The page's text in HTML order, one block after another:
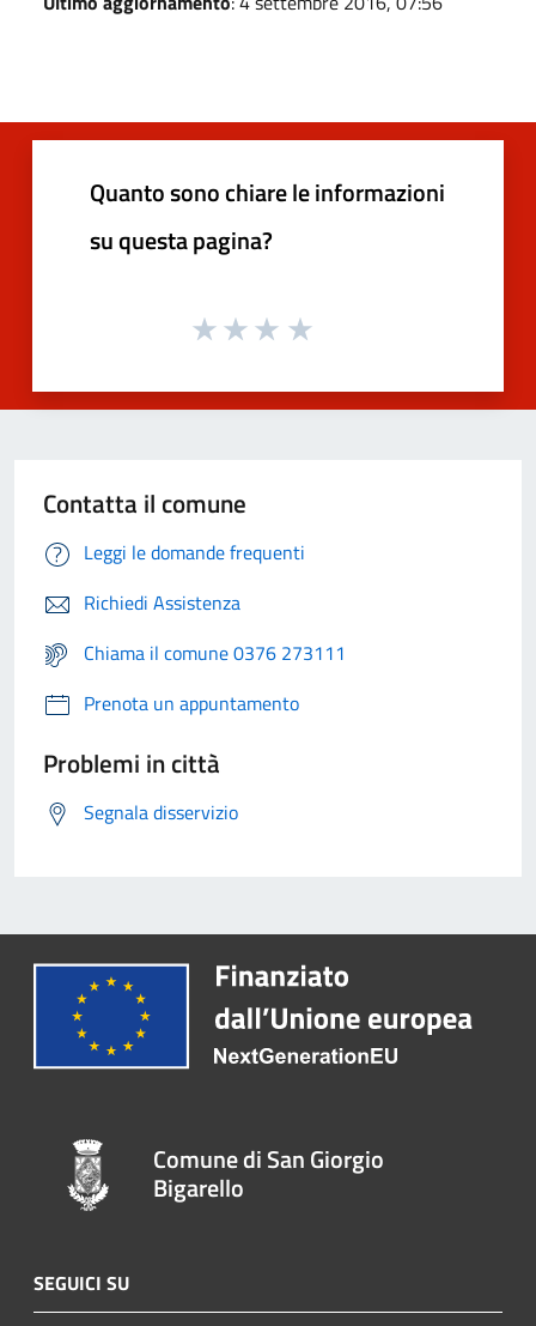
Quanto sono chiare le informazioni
su questa pagina?
Contatta il comune
Leggi le domande frequenti
Richiedi Assistenza
Chiama il comune 0376 273111
Prenota un appuntamento
Problemi in città
Segnala disservizio
Comune di San Giorgio
Bigarello
SEGUICI SU